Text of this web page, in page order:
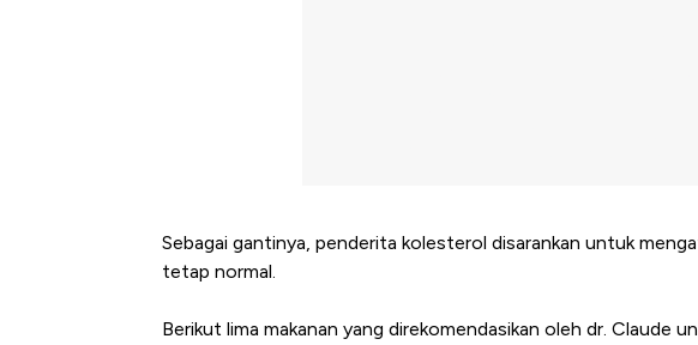
Sebagai gantinya, penderita kolesterol disarankan untuk
tetap normal.
Berikut lima makanan yang direkomendasikan oleh dr. Claude